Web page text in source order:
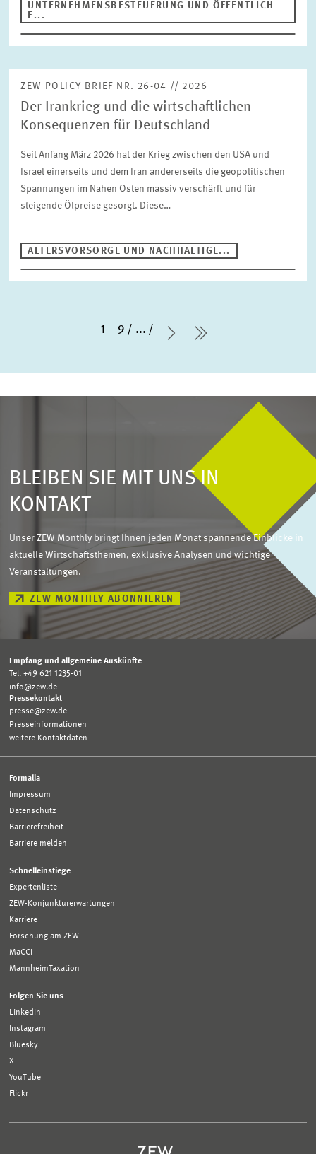
UNTERNEHMENSBESTEUERUNG UND ÖFFENTLICH
E...
ZEW POLICY BRIEF NR. 26-04 // 2026
Der Irankrieg und die wirtschaftlichen
Konsequenzen für Deutschland
Seit Anfang März 2026 hat der Krieg zwischen den USA und
Israel einerseits und dem Iran andererseits die geopolitischen
Spannungen im Nahen Osten massiv verschärft und für
steigende Ölpreise gesorgt. Diese…
ALTERSVORSORGE UND NACHHALTIGE...
1 – 9 ...
Nächste Seite
letzte Seite
BLEIBEN SIE MIT UNS IN
KONTAKT
Unser ZEW Monthly bringt Ihnen jeden Monat spannende Einblicke in
aktuelle Wirtschaftsthemen, exklusive Analysen und wichtige
Veranstaltungen.
ZEW MONTHLY ABONNIEREN
Empfang und allgemeine Auskünfte
Tel. +49 621 1235-01
info@zew.de
Pressekontakt
presse@zew.de
Presseinformationen
weitere Kontaktdaten
Formalia
Impressum
Datenschutz
Barrierefreiheit
Barriere melden
Schnelleinstiege
Expertenliste
ZEW-Konjunkturerwartungen
Karriere
Forschung am ZEW
MaCCI
MannheimTaxation
Folgen Sie uns
LinkedIn
Instagram
Bluesky
X
YouTube
Flickr